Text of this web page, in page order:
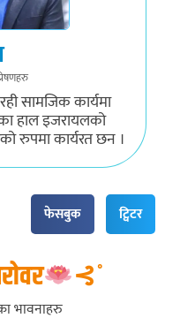
फेसबुक ट्विटर
सामजिक कार्यमा
हाल इजरायलको
रुपमा कार्यरत छन ।
⊰˚
भावनाहरु